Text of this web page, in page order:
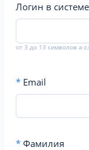
Логин в системе
от 3 до 13 символов a-
* Email
* Фамилия